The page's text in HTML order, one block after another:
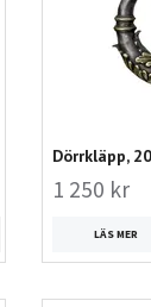
Dörrkläpp,
1 250 kr
LÄS MER